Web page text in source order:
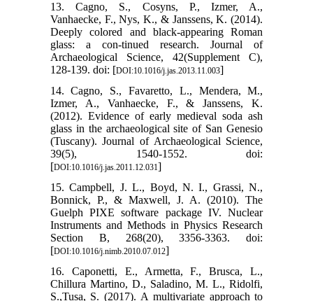
13. Cagno, S., Cosyns, P., Izmer, A.,
Vanhaecke, F., Nys, K., & Janssens, K. (2014).
Deeply colored and black-appearing Roman
glass: a con-tinued research. Journal of
Archaeological Science, 42(Supplement C),
128-139. doi: [DOI:10.1016/j.jas.2013.11.003]
14. Cagno, S., Favaretto, L., Mendera, M.,
Izmer, A., Vanhaecke, F., & Janssens, K.
(2012). Evidence of early medieval soda ash
glass in the archaeological site of San Genesio
(Tuscany). Journal of Archaeological Science,
39(5), 1540-1552. doi:
[DOI:10.1016/j.jas.2011.12.031]
15. Campbell, J. L., Boyd, N. I., Grassi, N.,
Bonnick, P., & Maxwell, J. A. (2010). The
Guelph PIXE software package IV. Nuclear
Instruments and Methods in Physics Research
Section B, 268(20), 3356-3363. doi:
[DOI:10.1016/j.nimb.2010.07.012]
16. Caponetti, E., Armetta, F., Brusca, L.,
Chillura Martino, D., Saladino, M. L., Ridolfi,
S.,Tusa, S. (2017). A multivariate approach to